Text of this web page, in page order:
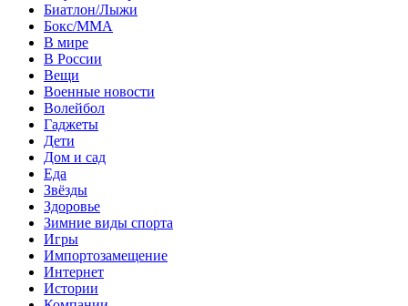
Биатлон/Лыжи
Бокс/MMA
В мире
В России
Вещи
Военные новости
Волейбол
Гаджеты
Дети
Дом и сад
Еда
Звёзды
Здоровье
Зимние виды спорта
Игры
Импортозамещение
Интернет
Истории